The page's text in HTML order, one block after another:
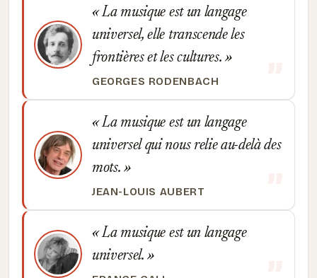
La musique est un langage
universel, elle transcende les
frontières et les cultures.
GEORGES RODENBACH
La musique est un langage
universel qui nous relie au-delà des
mots.
JEAN-LOUIS AUBERT
La musique est un langage
universel.